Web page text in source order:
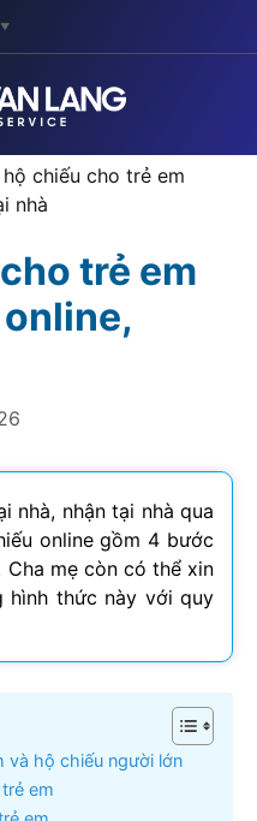
▼
hộ chiếu cho trẻ em
nhà
trẻ em
nhà, nhận tại nhà qua
online gồm 4 bước
Cha mẹ còn có thể xin
hình thức này với quy
và hộ chiếu người lớn
em